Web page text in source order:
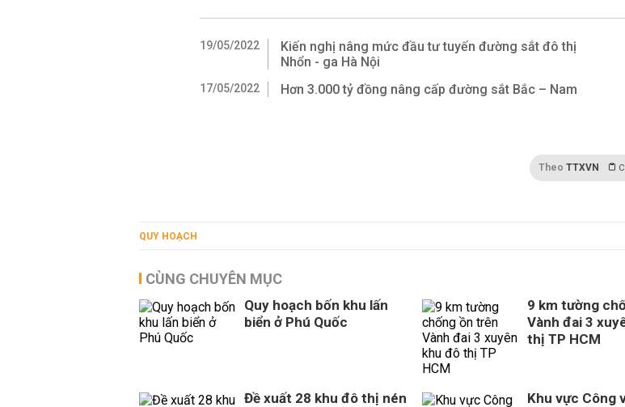
19/05/2022
Kiến nghị nâng mức đầu tư tuyến đường sắt đô thị
Nhổn - ga Hà Nội
17/05/2022 Hơn 3.000 tỷ đồng nâng cấp đường sắt Bắc – Nam
Theo TTXVN
QUY HOẠCH
CÙNG CHUYÊN MỤC
Quy hoạch bốn khu lấn
biển ở Phú Quốc
9 km tường
Vành đai 3
thị TP HCM
Đề xuất 28 khu đô thị nén Khu vực Công